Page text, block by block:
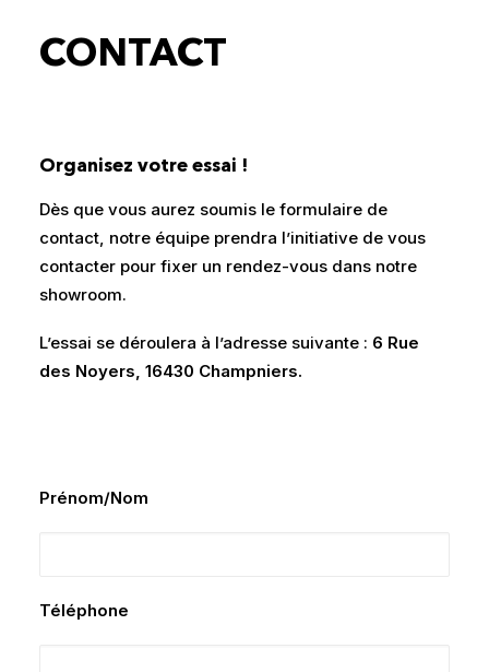
CONTACT
Organisez votre essai !
Dès que vous aurez soumis le formulaire de
contact, notre équipe prendra l’initiative de vous
contacter pour fixer un rendez-vous dans notre
showroom.
L’essai se déroulera à l’adresse suivante : 6 Rue
des Noyers, 16430 Champniers.
Prénom/Nom
Téléphone